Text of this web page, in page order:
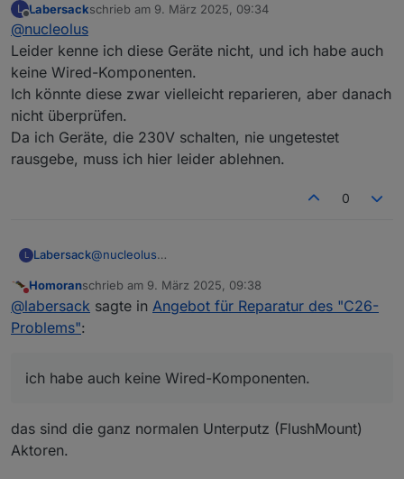
L
Offline
Labersackschrieb am 9. März 2025, 09:34
zuletzt editiert von
@nucleolus
Leider kenne ich diese Geräte nicht, und ich habe auch
keine Wired-Komponenten.
Ich könnte diese zwar vielleicht reparieren, aber danach
nicht überprüfen.
Da ich Geräte, die 230V schalten, nie ungetestet
rausgebe, muss ich hier leider ablehnen.
0
L Labersack@nucleolus
auch keine Wired-Komponenten.
Ich könnte diese zwar vielleicht reparieren, aber
Nicht stören
Homoranschrieb am 9. März 2025, 09:38
zuletzt editiert von
@labersack sagte in Angebot für Reparatur des "C26-
Problems":
ich habe auch keine Wired-Komponenten.
das sind die ganz normalen Unterputz (FlushMount)
Aktoren.